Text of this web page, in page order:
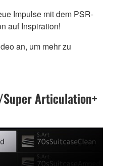
Impulse mit dem PSR-
auf Inspiration!
an, um mehr zu
Articulation+